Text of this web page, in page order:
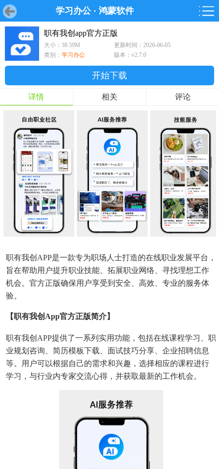
学习办公· 鸿蒙软件
首页 游戏 软件 鸿蒙游戏
游戏 软件 鸿蒙
游戏
鸿蒙
软件
专题
职有我创app官方正版
大小：38.59M
更新时间：2026-06-05
类别： 学习办公 版本：v2.7.0
开始下载
详情 相关 评论
职有我创APP是一款专为职场人士打造的在线职业发展平台，
旨在帮助用户提升职业技能、拓展职业网络、寻找理想工作
机会。官方正版确保用户享受到安全、高效、专业的服务体
验。
【职有我创app官方正版简介】
职有我创APP提供了一系列实用功能，包括在线课程学习、职
业规划咨询、简历模板下载、面试技巧分享、企业招聘信息
等。用户可以根据自己的需求和兴趣，选择相应的课程进行
学习，与行业内专家交流心得，并获取最新的工作机会。